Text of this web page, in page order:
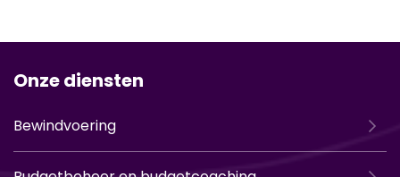
Onze diensten
Bewindvoering